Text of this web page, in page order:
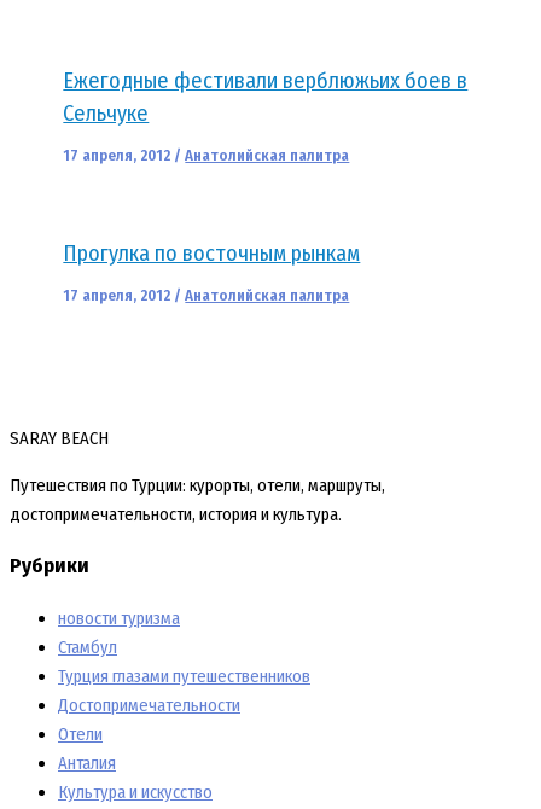
Ежегодные фестивали верблюжьих боев в
Сельчуке
17 апреля, 2012 /Анатолийская палитра
Прогулка по восточным рынкам
17 апреля, 2012 /Анатолийская палитра
SARAY BEACH
Путешествия по Турции: курорты, отели, маршруты,
достопримечательности, история и культура.
Рубрики
новости туризма
Стамбул
Турция глазами путешественников
Достопримечательности
Отели
Анталия
Культура и искусство